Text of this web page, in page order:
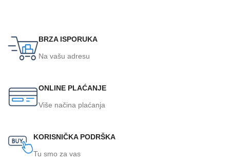
BRZA ISPORUKA
Na vašu adresu
ONLINE PLAĆANJE
Više načina plaćanja
KORISNIČKA PODRŠKA
Tu smo za vas